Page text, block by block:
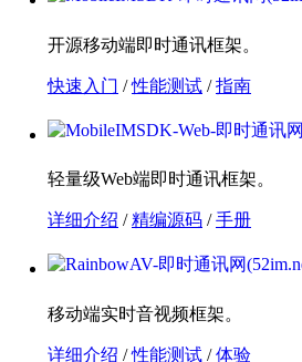
开源移动端即时通讯框架。
快速入门 / 性能测试 / 指南
轻量级Web端即时通讯框架。
详细介绍 / 精编源码 / 手册
移动端实时音视频框架。
详细介绍 / 性能测试 / 体验